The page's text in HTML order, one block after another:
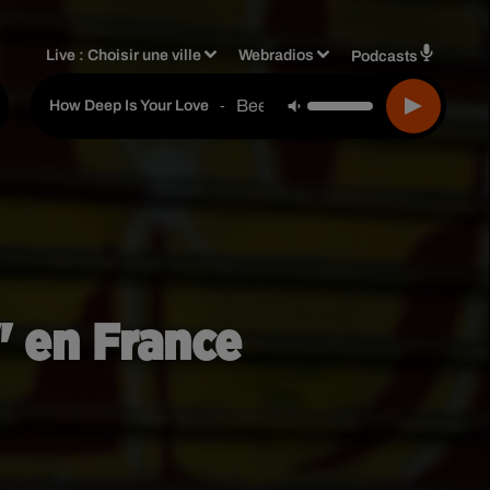
Live :Choisir une ville Webradios Podcasts
How Deep Is Your Love - Bee Gees
France